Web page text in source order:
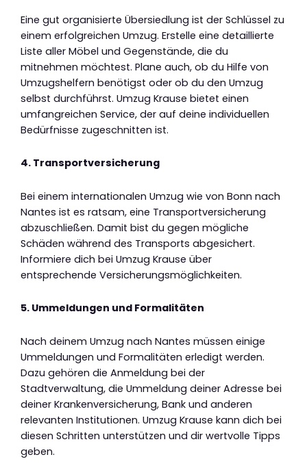
Eine gut organisierte Übersiedlung ist der Schlüssel zu
einem erfolgreichen Umzug. Erstelle eine detaillierte
Liste aller Möbel und Gegenstände, die du
mitnehmen möchtest. Plane auch, ob du Hilfe von
Umzugshelfern benötigst oder ob du den Umzug
selbst durchführst. Umzug Krause bietet einen
umfangreichen Service, der auf deine individuellen
Bedürfnisse zugeschnitten ist.
4. Transportversicherung
Bei einem internationalen Umzug wie von Bonn nach
Nantes ist es ratsam, eine Transportversicherung
abzuschließen. Damit bist du gegen mögliche
Schäden während des Transports abgesichert.
Informiere dich bei Umzug Krause über
entsprechende Versicherungsmöglichkeiten.
5. Ummeldungen und Formalitäten
Nach deinem Umzug nach Nantes müssen einige
Ummeldungen und Formalitäten erledigt werden.
Dazu gehören die Anmeldung bei der
Stadtverwaltung, die Ummeldung deiner Adresse bei
deiner Krankenversicherung, Bank und anderen
relevanten Institutionen. Umzug Krause kann dich bei
diesen Schritten unterstützen und dir wertvolle Tipps
geben.